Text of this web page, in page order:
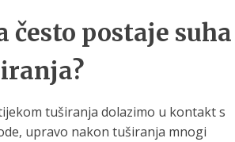
često postaje suha
tuširanja dolazimo u kontakt s
upravo nakon tuširanja mnogi
čistu vodu za